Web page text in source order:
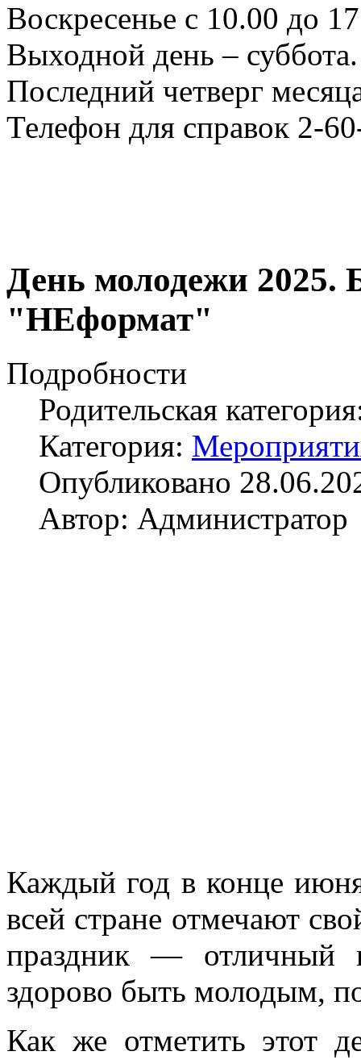
Воскресенье с 10.00 до
Выходной день – суббота.
Последний четверг
Телефон для справок 2-
День молодежи 2025.
"НЕформат"
Подробности
Родительская
Категория:
Опубликовано
Автор: Администратор
Каждый год в конце
всей стране отмечают
праздник — отличный
здорово быть молодым,
Как же отметить этот